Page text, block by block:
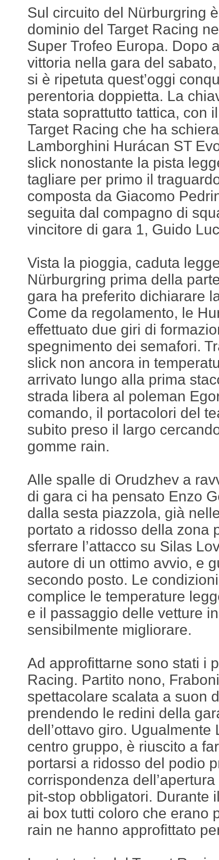
Sul circuito del Nürburgring
dominio del Target Racing
Super Trofeo Europa. Dopo
vittoria nella gara del
si è ripetuta quest’oggi
perentoria doppietta. La
stata soprattutto tattica, con
Target Racing che ha
Lamborghini Hurácan ST
slick nonostante la pista
tagliare per primo il
composta da Giacomo
seguita dal compagno di
vincitore di gara 1, Guido
Vista la pioggia, caduta
Nürburgring prima della
gara ha preferito dichiarare
Come da regolamento, le
effettuato due giri di
spegnimento dei semafori.
slick non ancora in
arrivato lungo alla prima
strada libera al poleman
comando, il portacolori del
subito preso il largo
gomme rain.
Alle spalle di Orudzhev a
di gara ci ha pensato Enzo
dalla sesta piazzola, già
portato a ridosso della zona
sferrare l’attacco su Silas
autore di un ottimo avvio, e
secondo posto. Le
complice le temperature
e il passaggio delle vetture
sensibilmente migliorare.
Ad approfittarne sono stati i
Racing. Partito nono,
spettacolare scalata a suon
prendendo le redini della
dell’ottavo giro. Ugualmente
centro gruppo, è riuscito a
portarsi a ridosso del podio
corrispondenza
pit-stop obbligatori. Durante
ai box tutti coloro che erano
rain ne hanno approfittato